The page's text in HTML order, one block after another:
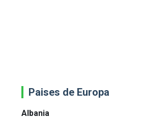
Paises de Europa
Albania